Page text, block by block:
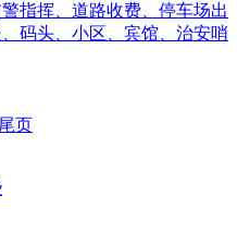
指挥、道路收费、停车场出
码头、小区、宾馆、治安哨
尾页